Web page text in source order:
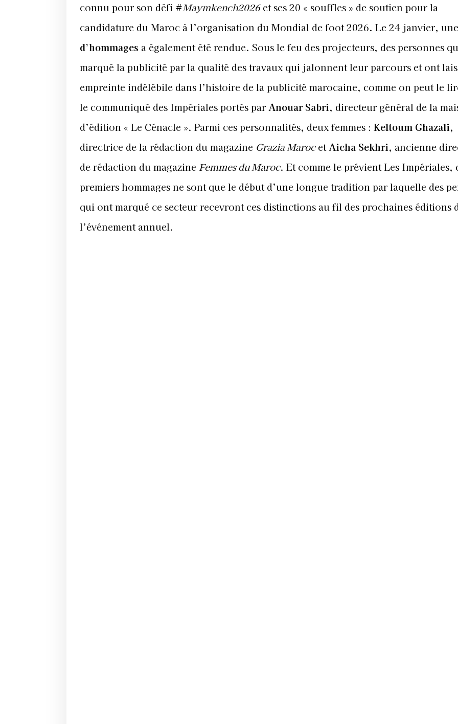
connu pour son défi #Maymkench2026et ses 20 « souffles » de soutien pour la
candidature du Maroc à l’organisation du Mondial de foot 2026. Le 24 janvier,
d’hommages a également été rendue. Sous le feu des projecteurs, des personnes
marqué la publicité par la qualité des travaux qui jalonnent leur parcours et ont
empreinte indélébile dans l’histoire de la publicité marocaine, comme on peut le
le communiqué des Impériales portés par Anouar Sabri, directeur général de la
d’édition « Le Cénacle ». Parmi ces personnalités, deux femmes : Keltoum Ghazali,
directrice de la rédaction du magazine Grazia Marocet Aicha Sekhri, ancienne
de rédaction du magazine Femmes du Maroc. Et comme le prévient Les Impériales,
premiers hommages ne sont que le début d’une longue tradition par laquelle des
qui ont marqué ce secteur recevront ces distinctions au fil des prochaines éditions
l’événement annuel.